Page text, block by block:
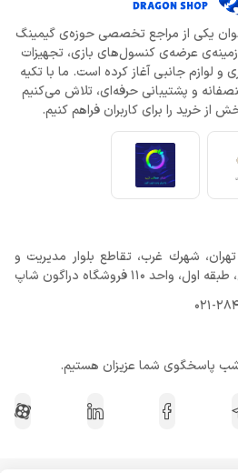
از سال 1396 به‌عنوان یکی از مراجع تخصصی حوزه‌ی گیمینگ
زمینه‌ی عرضه‌ی کنسول‌های بازی، تجهیزات
لوازم جانبی آغاز کرده است. ما با تکیه
و پشتیبانی حرفه‌ای، تلاش می‌کنیم
خرید را برای کاربران فراهم کنیم.
شهرك غرب، تقاطع بلوار مدیریت و
110 فروشگاه دراگون شاپ
021-